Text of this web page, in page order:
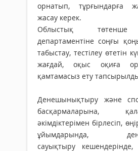
орнатып, тұрғындарға
жасау керек.
Облыстық төтенше
департаментіне соңғы
табыстау, тестілеу өтетін
жағдай, оқыс оқиға
қамтамасыз ету
Денешынықтыру және
басқармаларына,
әкімдіктерімен бірлесіп,
ұйымдарында,
сауықтыру